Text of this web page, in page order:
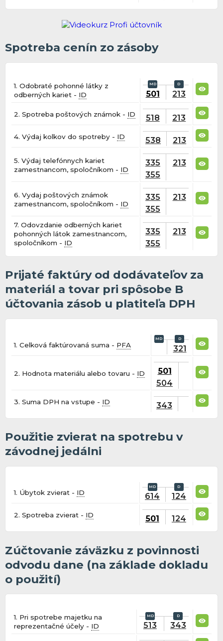
Spotreba cenín zo zásoby
1. Odobraté pohonné látky z
odberných kariet - ID 501 213
2. Spotreba poštových známok - ID 518 213
4. Výdaj kolkov do spotreby - ID 538 213
5. Výdaj telefónnych kariet
zamestnancom, spoločníkom - ID
335
355
213
6. Vydaj poštových známok
zamestnancom, spoločníkom - ID
335
355
213
7. Odovzdanie odberných kariet
pohonných látok zamestnancom,
spoločníkom - ID
335
355
213
Prijaté faktúry od dodávateľov za
materiál a tovar pri spôsobe B
účtovania zásob u platiteľa DPH
1. Celková faktúrovaná suma - PFA 321
2. Hodnota materiálu alebo tovaru - ID
501
504
3. Suma DPH na vstupe - ID 343
Použitie zvierat na spotrebu v
závodnej jedálni
1. Úbytok zvierat - ID 614 124
2. Spotreba zvierat - ID 501 124
Zúčtovanie záväzku z povinnosti
odvodu dane (na základe dokladu
o použití)
1. Pri spotrebe majetku na
reprezentačné účely - ID 513 343